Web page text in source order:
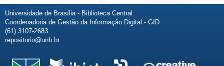
Universidade de Brasília - Biblioteca Central
Coordenadoria de Gestão da Informação Digital - GID
(61) 3107-2683
repositorio@unb.br